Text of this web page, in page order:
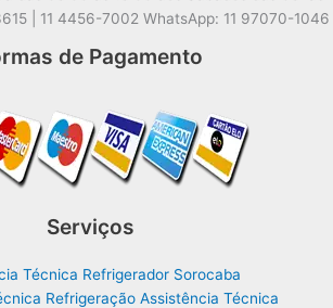
| 11 4456-7002 WhatsApp: 11 97070-1046
de Pagamento
Serviços
Técnica Refrigerador Sorocaba
Refrigeração Assistência Técnica